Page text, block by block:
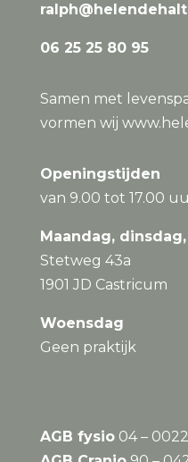
06 25 25 80 95
Samen met
vormen wij
Openingstijden
van 9.00 tot 17.00
Maandag,
Stetweg 43a
1901 JD Castricum
Woensdag
Geen praktijk
AGB fysio04 –